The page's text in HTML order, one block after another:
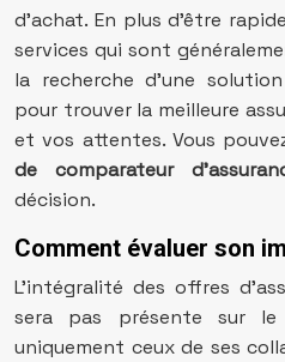
d’achat. En plus d’être
services qui sont
la recherche d’une
pour trouver la meilleure
et vos attentes. Vous
de comparateur
décision.
Comment évaluer son
L’intégralité des offres
sera pas présente sur le
uniquement ceux de ses